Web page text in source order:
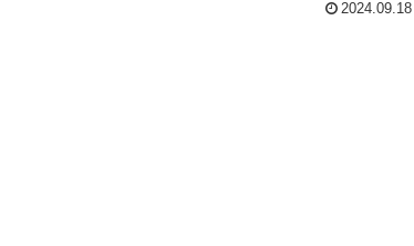
2024.09.18